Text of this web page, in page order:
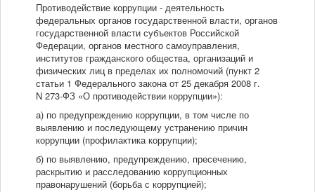
Противодействие коррупции - деятельность
федеральных органов государственной власти, органов
государственной власти субъектов Российской
Федерации, органов местного самоуправления,
институтов гражданского общества, организаций и
физических лиц в пределах их полномочий (пункт 2
статьи 1 Федерального закона от 25 декабря 2008 г.
N 273-ФЗ «О противодействии коррупции»):
а) по предупреждению коррупции, в том числе по
выявлению и последующему устранению причин
коррупции (профилактика коррупции);
б) по выявлению, предупреждению, пресечению,
раскрытию и расследованию коррупционных
правонарушений (борьба с коррупцией);